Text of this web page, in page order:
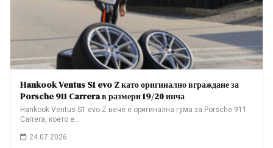
Hankook Ventus S1 evo Z като оригинално вграждане за
Porsche 911 Carrera в размери 19/20 инча
Hankook Ventus S1 evo Z вече е оригинална гума за Porsche 911
Carrera, което е…
24.07.2026